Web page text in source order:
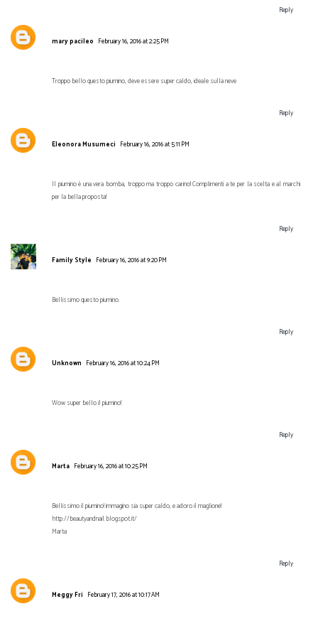
Reply
mary pacileo February 16, 2016 at 2:25 PM
Troppo bello questo piumino, deve essere super caldo, ideale sulla neve
Reply
Eleonora Musumeci February 16, 2016 at 5:11 PM
Il piumino è una vera bomba, troppo ma troppo carino! Complimenti a te per la scelta e al marchi
per la bella proposta!
Reply
Family Style February 16, 2016 at 9:20 PM
Bellissimo questo piumino.
Reply
Unknown February 16, 2016 at 10:24 PM
Wow super bello il piumino!
Reply
Marta February 16, 2016 at 10:25 PM
Bellissimo il piumino! immagino sia super caldo, e adoro il maglione!
http://beautyandnail.blogspot.it/
Marta
Reply
Meggy Fri February 17, 2016 at 10:17 AM